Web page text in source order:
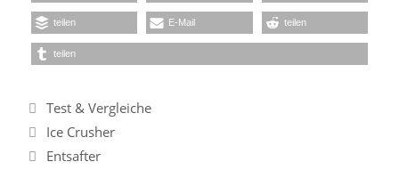
teilen E-Mail teilen
teilen
Kategorien
Test & Vergleiche
Ice Crusher
Entsafter